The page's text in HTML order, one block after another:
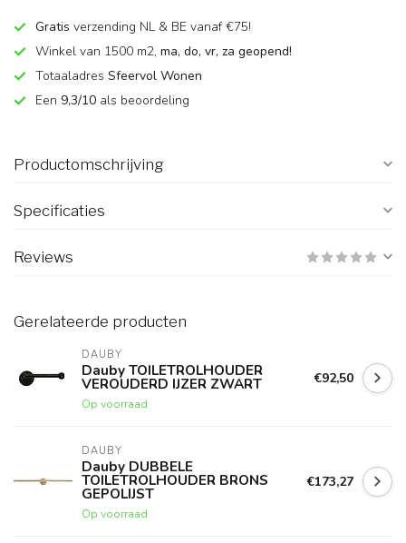
Gratis verzending NL & BE vanaf €75!
Winkel van 1500 m2, ma, do, vr, za geopend!
Totaaladres Sfeervol Wonen
Een 9,3/10 als beoordeling
Productomschrijving
Specificaties
Reviews
Gerelateerde producten
DAUBY
Dauby TOILETROLHOUDER
VEROUDERD IJZER ZWART
Op voorraad
€92,50
DAUBY
Dauby DUBBELE
TOILETROLHOUDER BRONS
GEPOLIJST
Op voorraad
€173,27